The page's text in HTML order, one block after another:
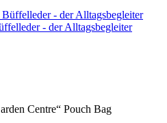
- der Alltagsbegleiter
Centre“ Pouch Bag